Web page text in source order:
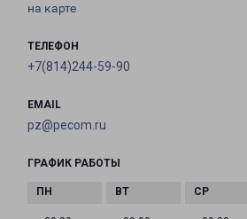
на карте
ТЕЛЕФОН
+7(814)244-59-90
EMAIL
pz@pecom.ru
ГРАФИК РАБОТЫ